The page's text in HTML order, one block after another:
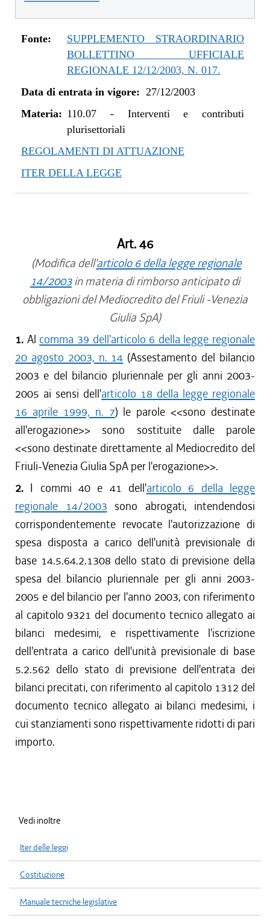
Fonte:
SUPPLEMENTO STRAORDINARIO
BOLLETTINO UFFICIALE
REGIONALE 12/12/2003, N. 017.
Data di entrata in vigore: 27/12/2003
Materia: 110.07- Interventi e contributi
plurisettoriali
REGOLAMENTI DI ATTUAZIONE
ITER DELLA LEGGE
Art. 46
(Modifica dell'articolo 6 della legge regionale
14/2003in materia di rimborso anticipato di
obbligazioni del Mediocredito del Friuli -Venezia
Giulia SpA)
1. Al comma 39 dell'articolo 6 della legge regionale
20 agosto 2003, n. 14 (Assestamento del bilancio
2003 e del bilancio pluriennale per gli anni 2003-
2005 ai sensi dell'articolo 18 della legge regionale
16 aprile 1999, n. 7) le parole <<sono destinate
all'erogazione>> sono sostituite dalle parole
<<sono destinate direttamente al Mediocredito del
Friuli-Venezia Giulia SpA per l'erogazione>>.
2. I commi 40 e 41 dell'articolo 6 della legge
regionale 14/2003 sono abrogati, intendendosi
corrispondentemente revocate l'autorizzazione di
spesa disposta a carico dell'unità previsionale di
base 14.5.64.2.1308 dello stato di previsione della
spesa del bilancio pluriennale per gli anni 2003-
2005 e del bilancio per l'anno 2003, con riferimento
al capitolo 9321 del documento tecnico allegato ai
bilanci medesimi, e rispettivamente l'iscrizione
dell'entrata a carico dell'unità previsionale di base
5.2.562 dello stato di previsione dell'entrata dei
bilanci precitati, con riferimento al capitolo 1312 del
documento tecnico allegato ai bilanci medesimi, i
cui stanziamenti sono rispettivamente ridotti di pari
importo.
Vedi inoltre
Iter delle leggi
Costituzione
Manuale tecniche legislative